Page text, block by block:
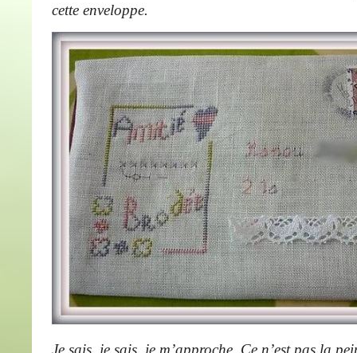
cette enveloppe.
Je sais, je sais, je m’approche. Ce n’est pas la